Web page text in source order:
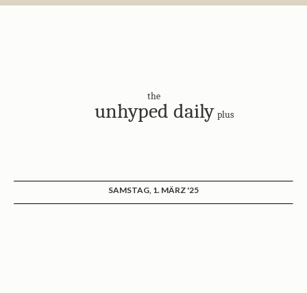
the
unhyped daily plus
SAMSTAG, 1. MÄRZ '25